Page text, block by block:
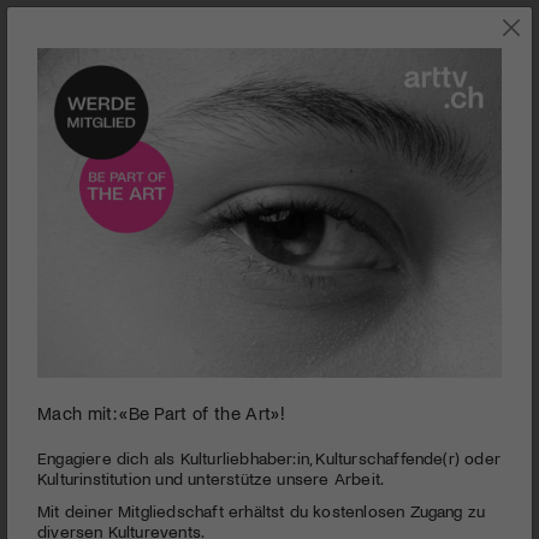
UNTERHALTUNG
seconds
minutes,
38
Das Freilichttheater Staufberg bringt die Hero-Saga
auf die Bühne
PUBLIZIERT AM 29. MAI 2026
Mach mit: «Be Part of the Art»!
Engagiere dich als Kulturliebhaber:in, Kulturschaffende(r) oder
Kulturinstitution und unterstütze unsere Arbeit.
Mit deiner Mitgliedschaft erhältst du kostenlosen Zugang zu
diversen Kulturevents.